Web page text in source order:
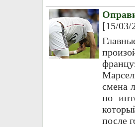
[15/03/
смена
но
после